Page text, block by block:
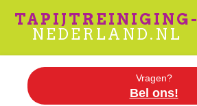
TAPIJTREINIGING-
NEDERLAND.NL
Vragen?
Bel ons!